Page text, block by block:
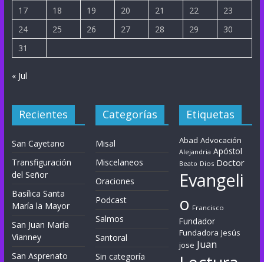
17
18 19 20 21 22
23
24
25 26 27 28 29
30
31
« Jul
Recientes
San Cayetano
Transfiguración
del Señor
Basílica Santa
María la Mayor
San Juan María
Vianney
San Asprenato
Categorías
Misal
Miscelaneos
Oraciones
Podcast
Salmos
Santoral
Sin categoría
Etiquetas
Abad Advocación
Alejandria Apóstol
Beato Dios Doctor
Evangeli
o Francisco
Fundador
Fundadora Jesús
jose Juan